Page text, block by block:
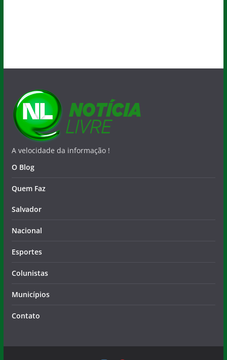
A velocidade da informação !
O Blog
Quem Faz
Salvador
Nacional
Esportes
Colunistas
Municípios
Contato